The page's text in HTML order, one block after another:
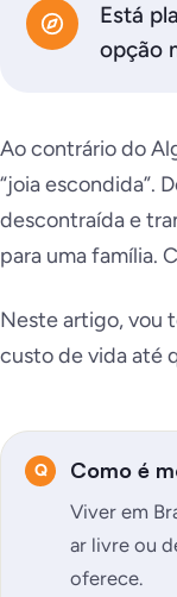
Está
opção
Ao contrário do
“joia escondida”.
descontraída e
para uma família.
Neste artigo, vou
custo de vida até
Como é
Viver em
ar livre ou
oferece.